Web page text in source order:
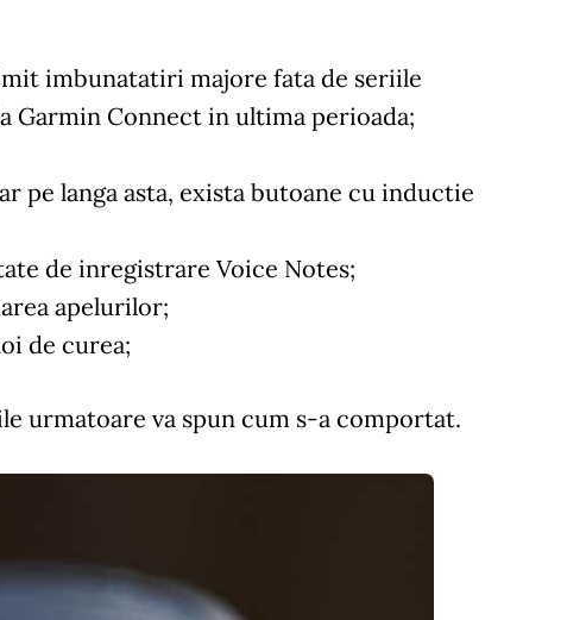
imbunatatiri majore fata de seriile
Garmin Connect in ultima perioada;
pe langa asta, exista butoane cu inductie
de inregistrare Voice Notes;
apelurilor;
de curea;
urmatoare va spun cum s-a comportat.